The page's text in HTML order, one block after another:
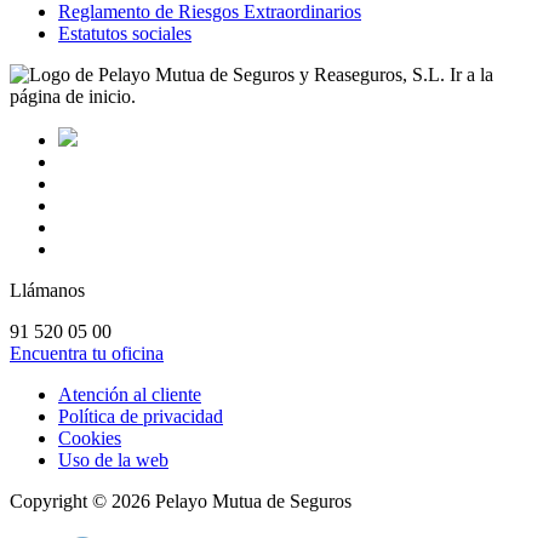
Reglamento de Riesgos Extraordinarios
Estatutos sociales
Llámanos
91 520 05 00
Encuentra tu oficina
Atención al cliente
Política de privacidad
Cookies
Uso de la web
Copyright © 2026 Pelayo Mutua de Seguros